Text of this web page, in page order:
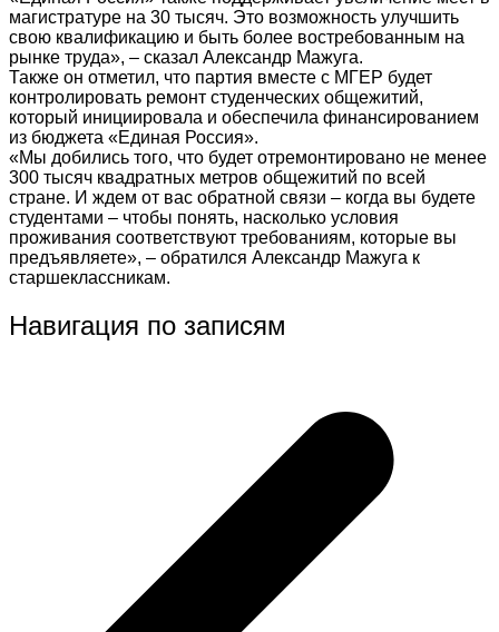
магистратуре на 30 тысяч. Это возможность улучшить
свою квалификацию и быть более востребованным на
рынке труда», – сказал Александр Мажуга.
Также он отметил, что партия вместе с МГЕР будет
контролировать ремонт студенческих общежитий,
который инициировала и обеспечила финансированием
из бюджета «Единая Россия».
«Мы добились того, что будет отремонтировано не менее
300 тысяч квадратных метров общежитий по всей
стране. И ждем от вас обратной связи – когда вы будете
студентами – чтобы понять, насколько условия
проживания соответствуют требованиям, которые вы
предъявляете», – обратился Александр Мажуга к
старшеклассникам.
Навигация по записям